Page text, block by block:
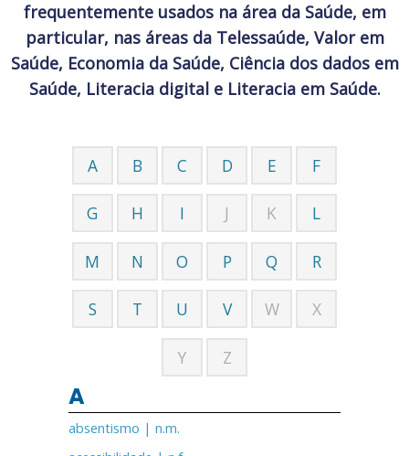
frequentemente usados na área da Saúde, em
particular, nas áreas da Telessaúde, Valor em
Saúde, Economia da Saúde, Ciência dos dados em
Saúde, Literacia digital e Literacia em Saúde.
A B C D E F
G H I J K L
M N O P Q R
S T U V W X
Y Z
A
absentismo | n.m.